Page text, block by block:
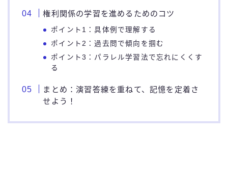
権利関係の学習を進めるためのコツ
ポイント1：具体例で理解する
ポイント2：過去問で傾向を掴む
ポイント3：パラレル学習法で忘れにくくす
る
まとめ：演習答練を重ねて、記憶を定着さ
せよう！